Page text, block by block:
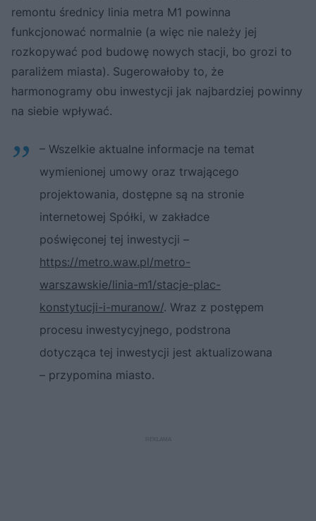
remontu średnicy linia metra M1 powinna
funkcjonować normalnie (a więc nie należy jej
rozkopywać pod budowę nowych stacji, bo grozi to
paraliżem miasta). Sugerowałoby to, że
harmonogramy obu inwestycji jak najbardziej powinny
na siebie wpływać.
– Wszelkie aktualne informacje na temat
wymienionej umowy oraz trwającego
projektowania, dostępne są na stronie
internetowej Spółki, w zakładce
poświęconej tej inwestycji –
https://metro.waw.pl/metro-
warszawskie/linia-m1/stacje-plac-
konstytucji-i-muranow/. Wraz z postępem
procesu inwestycyjnego, podstrona
dotycząca tej inwestycji jest aktualizowana
– przypomina miasto.